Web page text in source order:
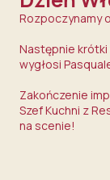
Rozpoczynamy
Następnie krótki
wygłosi
Zakończenie
Szef Kuchni z
na scenie!